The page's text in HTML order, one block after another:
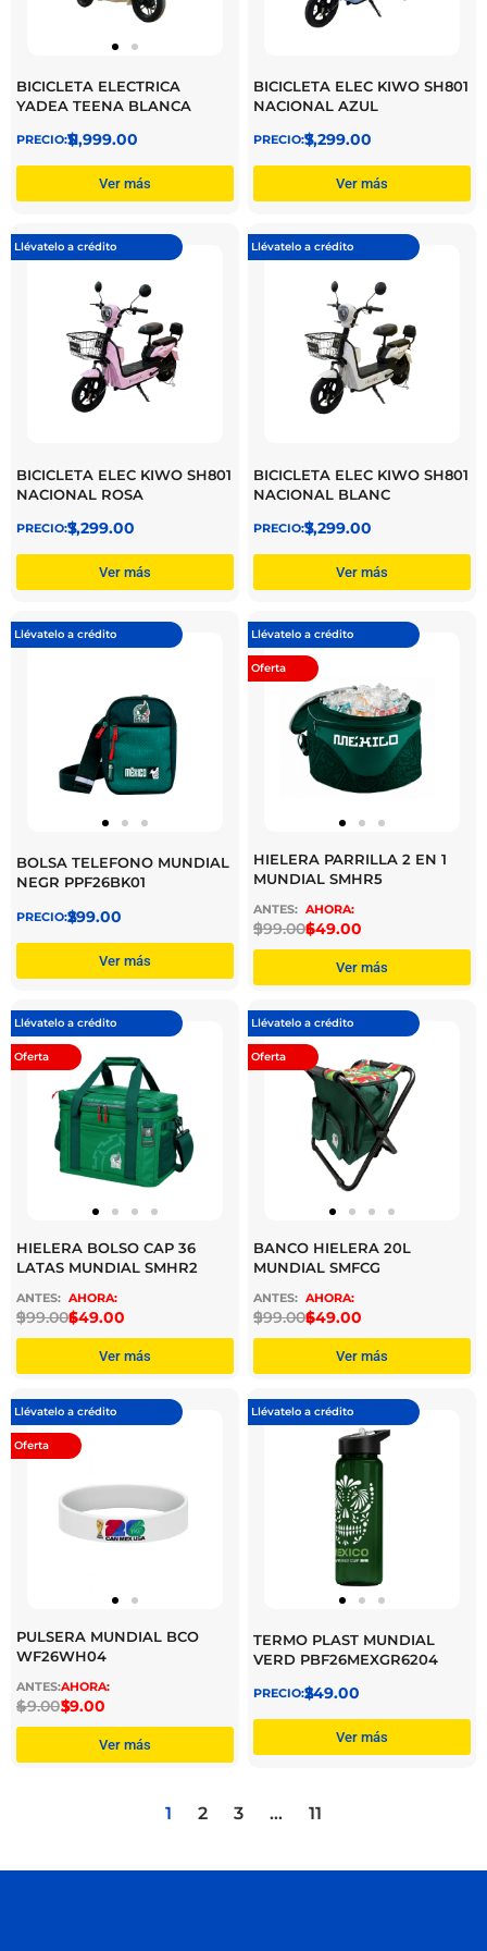
BICICLETA ELECTRICA
YADEA TEENA BLANCA
$
11,999.00
Ver más
BICICLETA ELEC KIWO SH801
NACIONAL AZUL
$
7,299.00
Ver más
Llévatelo a crédito
BICICLETA ELEC KIWO SH801
NACIONAL ROSA
$
7,299.00
Ver más
Llévatelo a crédito
BICICLETA ELEC KIWO SH801
NACIONAL BLANC
$
7,299.00
Ver más
Llévatelo a crédito
BOLSA TELEFONO MUNDIAL
NEGR PPF26BK01
$
299.00
Ver más
Llévatelo a crédito
Oferta
HIELERA PARRILLA 2 EN 1
MUNDIAL SMHR5
$
999.00$
649.00
Ver más
Llévatelo a crédito
Oferta
HIELERA BOLSO CAP 36
LATAS MUNDIAL SMHR2
$
999.00$
649.00
Ver más
Llévatelo a crédito
Oferta
BANCO HIELERA 20L
MUNDIAL SMFCG
$
999.00$
649.00
Ver más
Llévatelo a crédito
Oferta
PULSERA MUNDIAL BCO
WF26WH04
$
49.00$
39.00
Ver más
Llévatelo a crédito
TERMO PLAST MUNDIAL
VERD PBF26MEXGR6204
$
249.00
Ver más
1 2 3 … 11